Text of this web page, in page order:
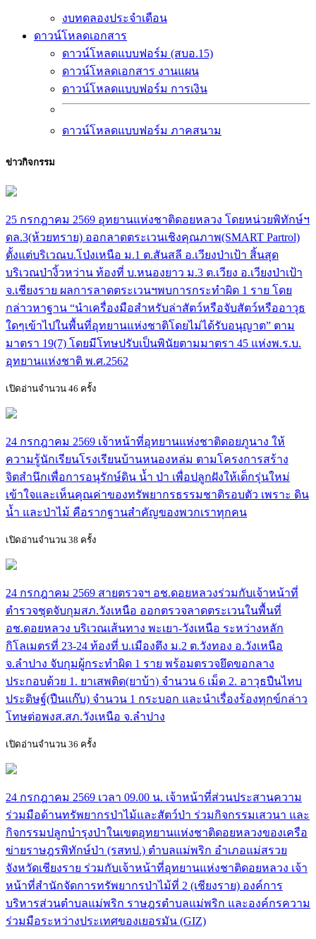
งบทดลองประจำเดือน
ดาวน์โหลดเอกสาร
ดาวน์โหลดแบบฟอร์ม (สบอ.15)
ดาวน์โหลดเอกสาร งานแผน
ดาวน์โหลดแบบฟอร์ม การเงิน
ดาวน์โหลดแบบฟอร์ม ภาคสนาม
ข่าวกิจกรรม
25 กรกฎาคม 2569 อุทยานแห่งชาติดอยหลวง โดยหน่วยพิทักษ์ฯ
ดล.3(ห้วยทราย) ออกลาดตระเวนเชิงคุณภาพ(SMART Partrol)
ตั้งแต่บริเวณบ.โป่งเหนือ ม.1 ต.สันสลี อ.เวียงป่าเป้า สิ้นสุด
บริเวณป่างิ้วหว่าน ท้องที่ บ.หนองยาว ม.3 ต.เวียง อ.เวียงป่าเป้า
จ.เชียงราย ผลการลาดตระเวนฯพบการกระทำผิด 1 ราย โดย
กล่าวหาฐาน “นำเครื่องมือสำหรับล่าสัตว์หรือจับสัตว์หรืออาวุธ
ใดๆเข้าไปในพื้นที่อุทยานแห่งชาติโดยไม่ได้รับอนุญาต” ตาม
มาตรา 19(7) โดยมีโทษปรับเป็นพินัยตามมาตรา 45 แห่งพ.ร.บ.
อุทยานแห่งชาติ พ.ศ.2562
เปิดอ่านจำนวน 46 ครั้ง
24 กรกฎาคม 2569 เจ้าหน้าที่อุทยานแห่งชาติดอยภูนาง ให้
ความรู้นักเรียนโรงเรียนบ้านหนองหล่ม ตามโครงการสร้าง
จิตสำนึกเพื่อการอนุรักษ์ดิน น้ำ ป่า เพื่อปลูกฝังให้เด็กรุ่นใหม่
เข้าใจและเห็นคุณค่าของทรัพยากรธรรมชาติรอบตัว เพราะ ดิน
น้ำ และป่าไม้ คือรากฐานสำคัญของพวกเราทุกคน
เปิดอ่านจำนวน 38 ครั้ง
24 กรกฎาคม 2569 สายตรวจฯ อช.ดอยหลวงร่วมกับเจ้าหน้าที่
ตำรวจชุดจับกุมสภ.วังเหนือ ออกตรวจลาดตระเวนในพื้นที่
อช.ดอยหลวง บริเวณเส้นทาง พะเยา-วังเหนือ ระหว่างหลัก
กิโลเมตรที่ 23-24 ท้องที่ บ.เมืองตึง ม.2 ต.วังทอง อ.วังเหนือ
จ.ลำปาง จับกุมผู้กระทำผิด 1 ราย พร้อมตรวจยึดขอกลาง
ประกอบด้วย 1. ยาเสพติด(ยาบ้า) จำนวน 6 เม็ด 2. อาวุธปืนไทบ
ประดิษฐ์(ปืนแก๊บ) จำนวน 1 กระบอก และนำเรื่องร้องทุกข์กล่าว
โทษต่อพงส.สภ.วังเหนือ จ.ลำปาง
เปิดอ่านจำนวน 36 ครั้ง
24 กรกฎาคม 2569 เวลา 09.00 น. เจ้าหน้าที่ส่วนประสานความ
ร่วมมือด้านทรัพยากรป่าไม้และสัตว์ป่า ร่วมกิจกรรมเสวนา และ
กิจกรรมปลูกบำรุงป่าในเขตอุทยานแห่งชาติดอยหลวงของเครือ
ข่ายราษฎรพิทักษ์ป่า (รสทป.) ตำบลแม่พริก อำเภอแม่สรวย
จังหวัดเชียงราย ร่วมกับเจ้าหน้าที่อุทยานแห่งชาติดอยหลวง เจ้า
หน้าที่สำนักจัดการทรัพยากรป่าไม้ที่ 2 (เชียงราย) องค์การ
บริหารส่วนตำบลแม่พริก ราษฎรตำบลแม่พริก และองค์กรความ
ร่วมมือระหว่างประเทศของเยอรมัน (GIZ)